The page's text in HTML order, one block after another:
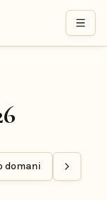
domani